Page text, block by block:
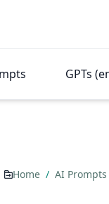
GPTs
Home / AI